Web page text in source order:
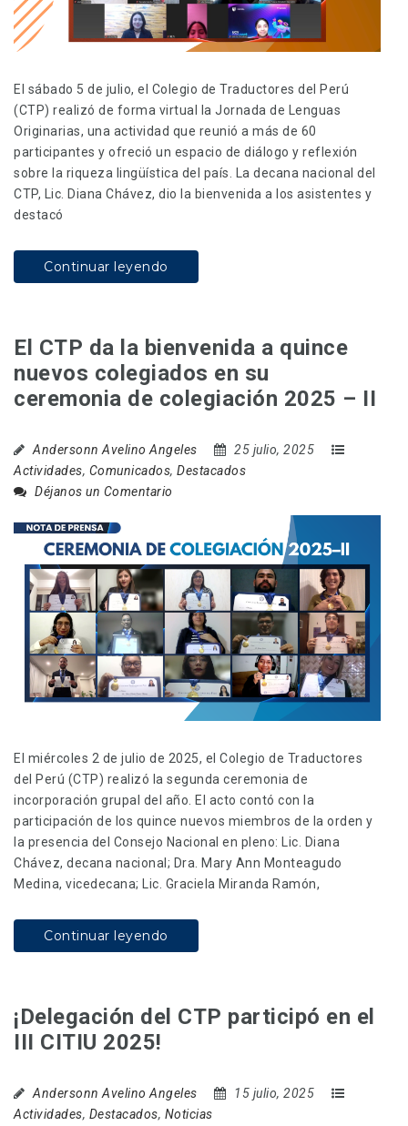
El sábado 5 de julio, el Colegio de Traductores del Perú
(CTP) realizó de forma virtual la Jornada de Lenguas
Originarias, una actividad que reunió a más de 60
participantes y ofreció un espacio de diálogo y reflexión
sobre la riqueza lingüística del país. La decana nacional del
CTP, Lic. Diana Chávez, dio la bienvenida a los asistentes y
destacó
Continuar leyendo
El CTP da la bienvenida a quince
nuevos colegiados en su
ceremonia de colegiación 2025 – II
Andersonn Avelino Angeles
25 julio, 2025
Actividades, Comunicados, Destacados
Déjanos un Comentario
El miércoles 2 de julio de 2025, el Colegio de Traductores
del Perú (CTP) realizó la segunda ceremonia de
incorporación grupal del año. El acto contó con la
participación de los quince nuevos miembros de la orden y
la presencia del Consejo Nacional en pleno: Lic. Diana
Chávez, decana nacional; Dra. Mary Ann Monteagudo
Medina, vicedecana; Lic. Graciela Miranda Ramón,
Continuar leyendo
¡Delegación del CTP participó en el
III CITIU 2025!
Andersonn Avelino Angeles
15 julio, 2025
Actividades, Destacados, Noticias